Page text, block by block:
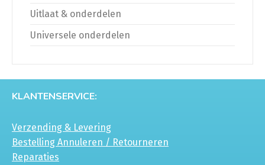
Uitlaat & onderdelen
Universele onderdelen
KLANTENSERVICE:
Verzending & Levering
Bestelling Annuleren / Retourneren
Reparaties